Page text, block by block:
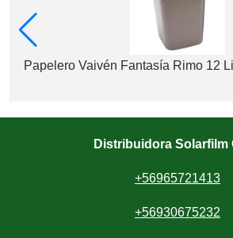
Papelero Vaivén Fantasía Rimo 12
Distribuidora Solarfilm
+56965721413
+56930675232